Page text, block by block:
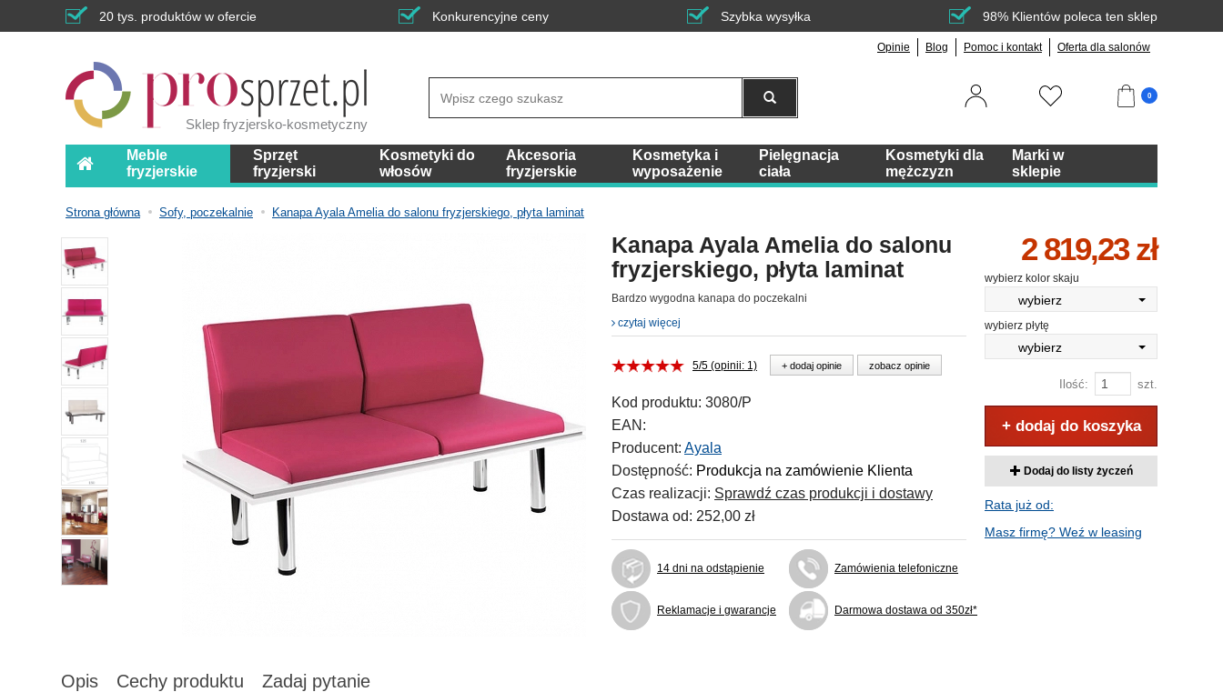
20 tys. produktów w ofercie Konkurencyjne ceny Szybka wysyłka 98% Klientów poleca ten sklep
Opinie Blog Pomoc i kontakt Oferta dla salonów
Sklep fryzjersko-kosmetyczny
0
Meble
fryzjerskie
Sprzęt
fryzjerski
Kosmetyki do
włosów
Akcesoria
fryzjerskie
Kosmetyka i
wyposażenie
Pielęgnacja
ciała
Kosmetyki dla
mężczyzn
Marki w
sklepie
Strona główna Sofy, poczekalnie Kanapa Ayala Amelia do salonu fryzjerskiego, płyta laminat
Kanapa Ayala Amelia do salonu
fryzjerskiego, płyta laminat
Bardzo wygodna kanapa do poczekalni
czytaj więcej
5/5 (opinii: 1) + dodaj opinie zobacz opinie
Kod produktu: 3080/P
EAN:
Producent: Ayala
Dostępność: Produkcja na zamówienie Klienta
Czas realizacji: Sprawdź czas produkcji i dostawy
Dostawa od: 252,00 zł
14 dni na odstąpienie Zamówienia telefoniczne
Reklamacje i gwarancje Darmowa dostawa od 350zł*
2 819,23 zł
wybierz kolor skaju
wybierz
wybierz płytę
wybierz
Ilość: szt.
+ dodaj do koszyka
Dodaj do listy życzeń
Rata już od:
Masz firmę? Weź w leasing
Opis Cechy produktu Zadaj pytanie